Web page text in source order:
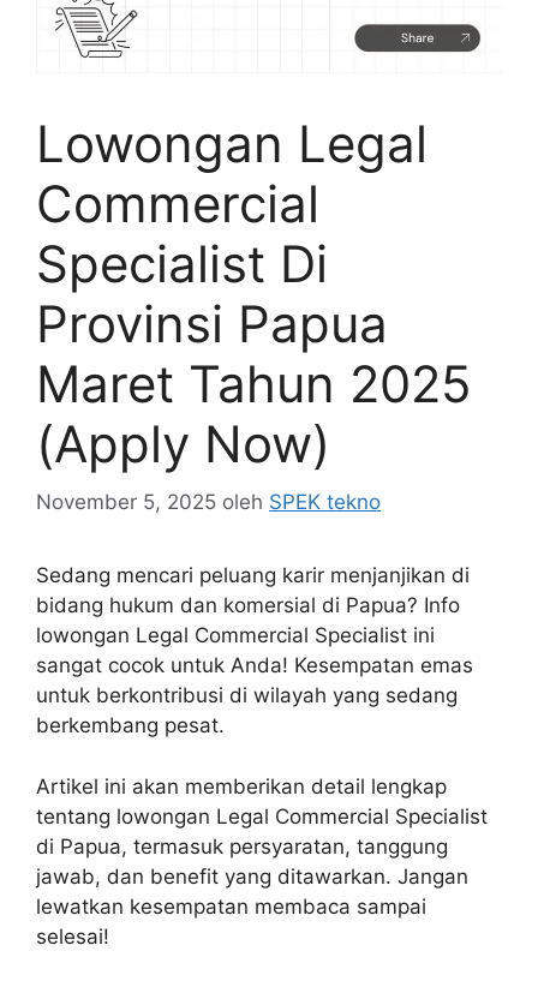
Lowongan Legal
Commercial
Specialist Di
Provinsi Papua
Maret Tahun 2025
(Apply Now)
November 5, 2025 oleh SPEK tekno
Sedang mencari peluang karir menjanjikan di
bidang hukum dan komersial di Papua? Info
lowongan Legal Commercial Specialist ini
sangat cocok untuk Anda! Kesempatan emas
untuk berkontribusi di wilayah yang sedang
berkembang pesat.
Artikel ini akan memberikan detail lengkap
tentang lowongan Legal Commercial Specialist
di Papua, termasuk persyaratan, tanggung
jawab, dan benefit yang ditawarkan. Jangan
lewatkan kesempatan membaca sampai
selesai!